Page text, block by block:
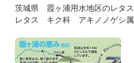
茨城県 霞ヶ浦用水地区のレタス
レタス キク科 アキノノゲシ属